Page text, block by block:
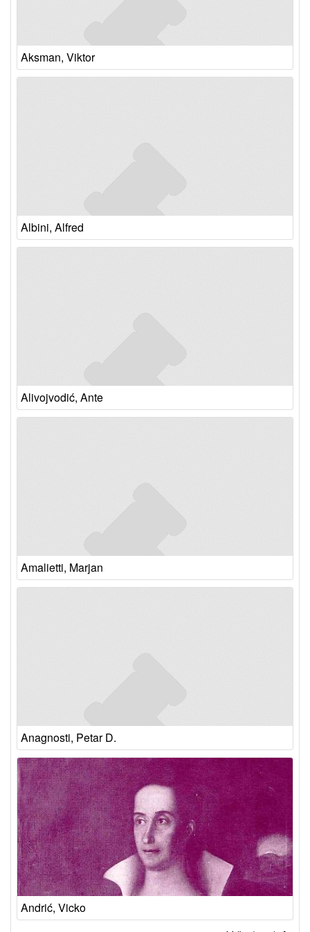
Aksman, Viktor
Albini, Alfred
Alivojvodić, Ante
Amalietti, Marjan
Anagnosti, Petar D.
Andrić, Vicko